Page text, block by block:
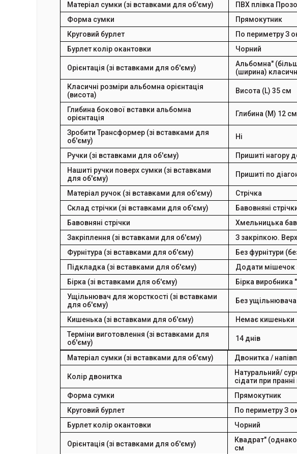
Матеріал сумки (зі вставками для об'єму)
ПВХ плівка
Форма сумки
Прямокутник
Круговий бурлет
По периметруЗ
Бурлет колір окантовки
Чорний
Орієнтація (зі вставками для об'єму) Альбомна"
(ширина)
Класичні розміри альбомна орієнтація
(висота)
Висота (L) 35 см
Глибина бокової вставки альбомна
орієнтація
Глибина (M) 12 см
Зробити Трансформер (зі вставками для
об'єму)
Ні
Ручки (зі вставками для об'єму)
Пришиті нагору
Нашиті ручки поверх сумки (зі вставками
для об'єму)
Пришиті по
Матеріал ручок (зі вставками для об'єму)
Стрічка
Склад стрічки (зі вставками для об'єму)
Бавовняні
Бавовняні стрічки
Хмельницька
Закріплення (зі вставками для об'єму)
З закріпкою.
Фурнітура (зі вставками для об'єму)
Без фурнітури
Підкладка (зі вставками для об'єму)
Додати мішечок
Бірка (зі вставками для об'єму)
Бірка
Ущільнювач для жорсткості (зі вставками
для об'єму)
Без ущільнювача
Кишенька (зі вставками для об'єму)
Немає кишеньки
Терміни виготовлення (зі вставками для
об'єму)
14 днів
Матеріал сумки (зі вставками для об'єму) Двонитка /
Колір двонитка
Натуральний/
сідати при пранні
Форма сумки
Прямокутник
Круговий бурлет
По периметруЗ
Бурлет колір окантовки
Чорний
Орієнтація (зі вставками для об'єму) Квадрат"
см